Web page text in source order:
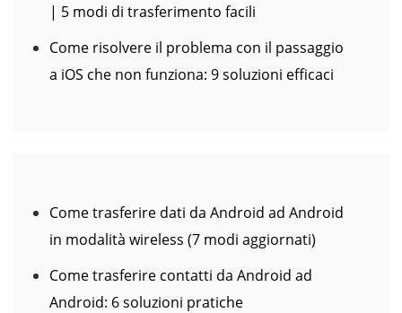
| 5 modi di trasferimento facili
Come risolvere il problema con il passaggio
a iOS che non funziona: 9 soluzioni efficaci
Come trasferire dati da Android ad Android
in modalità wireless (7 modi aggiornati)
Come trasferire contatti da Android ad
Android: 6 soluzioni pratiche